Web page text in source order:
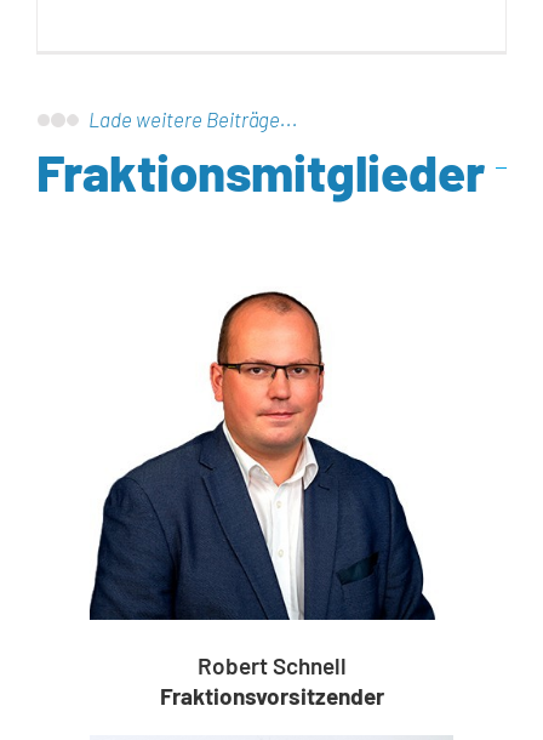
Lade weitere Beiträge...
Fraktionsmitglieder
Robert Schnell
Fraktionsvorsitzender